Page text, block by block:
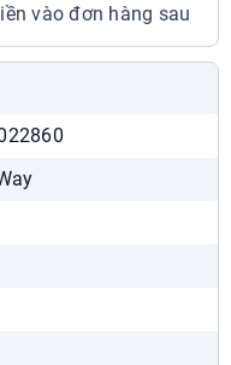
vào đơn hàng sau